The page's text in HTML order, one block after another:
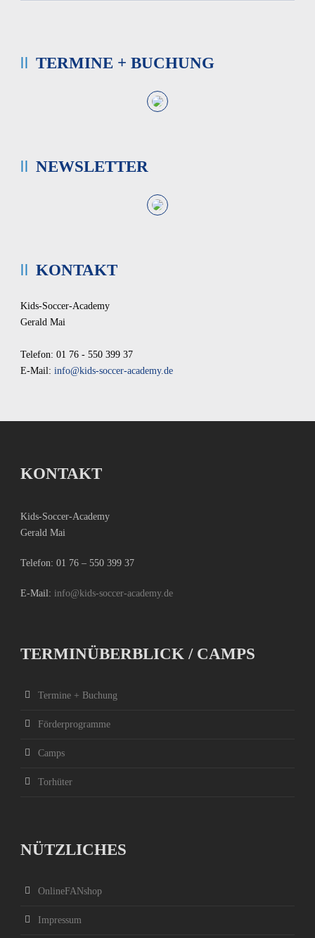
TERMINE + BUCHUNG
NEWSLETTER
KONTAKT
Kids-Soccer-Academy
Gerald Mai
Telefon: 01 76 - 550 399 37
E-Mail: info@kids-soccer-academy.de
KONTAKT
Kids-Soccer-Academy
Gerald Mai
Telefon: 01 76 – 550 399 37
E-Mail: info@kids-soccer-academy.de
TERMINÜBERBLICK / CAMPS
Termine + Buchung
Förderprogramme
Camps
Torhüter
NÜTZLICHES
OnlineFANshop
Impressum